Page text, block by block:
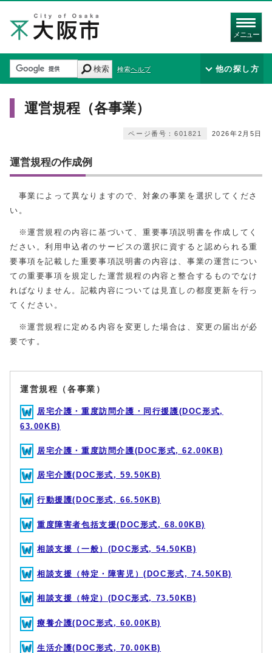
メニュー
検索 検索ヘルプ 他の探し方
運営規程（各事業）
2026年2月5日
ページ番号：601821
運営規程の作成例
事業によって異なりますので、対象の事業を選択してくださ
い。
※運営規程の内容に基づいて、重要事項説明書を作成してく
ださい。利用申込者のサービスの選択に資すると認められる重
要事項を記載した重要事項説明書の内容は、事業の運営につい
ての重要事項を規定した運営規程の内容と整合するものでなけ
ればなりません。記載内容については見直しの都度更新を行っ
てください。
※運営規程に定める内容を変更した場合は、変更の届出が必
要です。
運営規程（各事業）
居宅介護・重度訪問介護・同行援護(DOC形式,
63.00KB)
居宅介護・重度訪問介護(DOC形式, 62.00KB)
居宅介護(DOC形式, 59.50KB)
行動援護(DOC形式, 66.50KB)
重度障害者包括支援(DOC形式, 68.00KB)
相談支援（一般）(DOC形式, 54.50KB)
相談支援（特定・障害児）(DOC形式, 74.50KB)
相談支援（特定）(DOC形式, 73.50KB)
療養介護(DOC形式, 60.00KB)
生活介護(DOC形式, 70.00KB)